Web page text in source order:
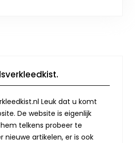
Leuk dat u komt
De website is eigenlijk
telkens probeer te
nieuwe artikelen, er is ook